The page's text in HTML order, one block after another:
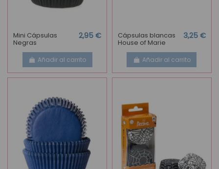
Mini Cápsulas
Negras
2,95 €
Añadir al carrito
Cápsulas blancas
House of Marie
3,25 €
Añadir al carrito